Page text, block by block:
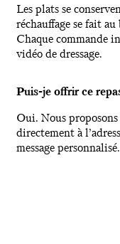
Les plats se
réchauffage se fait
Chaque commande
vidéo de dressage.
Puis-je offrir ce
Oui. Nous proposons
directement à
message personnalisé.